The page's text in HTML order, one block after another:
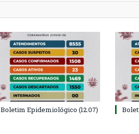
Boletim Epidemiológico (12.07)